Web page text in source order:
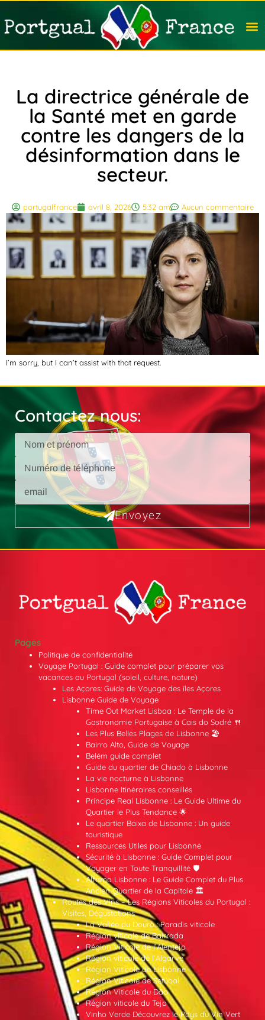
La directrice générale de
la Santé met en garde
contre les dangers de la
désinformation dans le
secteur.
portugalfrance avril 8, 2026 5:32 am Aucun commentaire
I’m sorry, but I can’t assist with that request.
Contactez nous:
Envoyez
Pages
Politique de confidentialité
Voyage Portugal : Guide complet pour préparer vos
vacances au Portugal (soleil, culture, nature)
Les Açores: Guide de Voyage des îles Açores
Lisbonne Guide de Voyage
Time Out Market Lisboa : Le Temple de la
Gastronomie Portugaise à Cais do Sodré 🍴
Les Plus Belles Plages de Lisbonne 🏖️
Bairro Alto, Guide de Voyage
Belém guide complet
Guide du quartier de Chiado à Lisbonne
La vie nocturne à Lisbonne
Lisbonne Itinéraires conseillés
Príncipe Real Lisbonne : Le Guide Ultime du
Quartier le Plus Tendance 🌟
Le quartier Baixa de Lisbonne : Un guide
touristique
Ressources Utiles pour Lisbonne
Sécurité à Lisbonne : Guide Complet pour
Voyager en Toute Tranquillité 🛡️
Alfama Lisbonne : Le Guide Complet du Plus
Ancien Quartier de la Capitale 🏛️
Routes des Vins – Les Régions Viticoles du Portugal :
Visites, Dégustations
La Vallée du Douro : Paradis viticole
Région viticole de Bairrada
Région Viticole de l’Alentejo
Région viticole de l’Algarve
Région Viticole de Lisbonne
Région Viticole de Setúbal
Région Viticole du Dão
Région viticole du Tejo
Vinho Verde Découvrez le Pays du Vin Vert